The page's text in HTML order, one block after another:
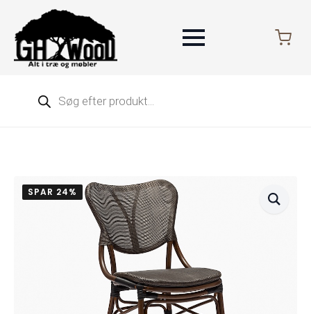
search
SPAR 24%